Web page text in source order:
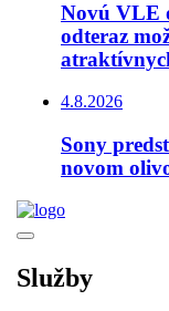
Novú VLE
odteraz
4.8.2026
Sony
novom
Služby